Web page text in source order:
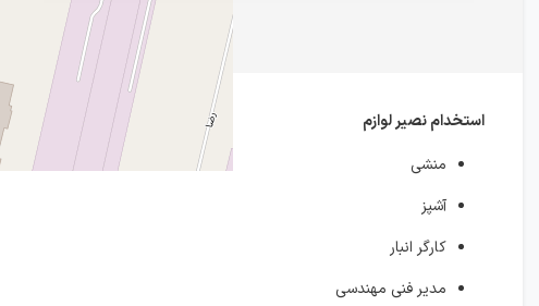
استخدام نصیر لوازم
منشی
آشپز
کارگر انبار
مدیر فنی مهندسی